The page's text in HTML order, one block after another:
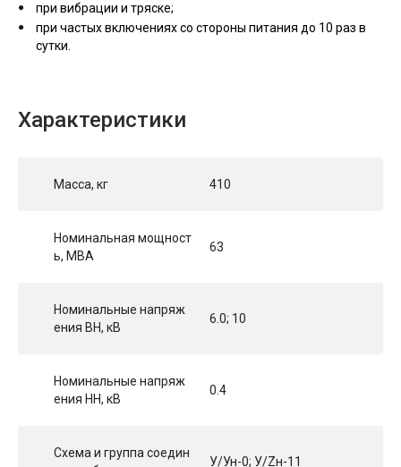
при вибрации и тряске;
при частых включениях со стороны питания до 10 раз в
сутки.
Характеристики
Масса, кг 410
Номинальная мощност
ь, МВА
63
Номинальные напряж
ения ВН, кВ
6.0; 10
Номинальные напряж
ения НН, кВ
0.4
Схема и группа соедин
У/Ун-0; У/Zн-11